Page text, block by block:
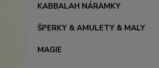
KABBALAH NÁRAMKY
ŠPERKY & AMULETY & MALY
MAGIE